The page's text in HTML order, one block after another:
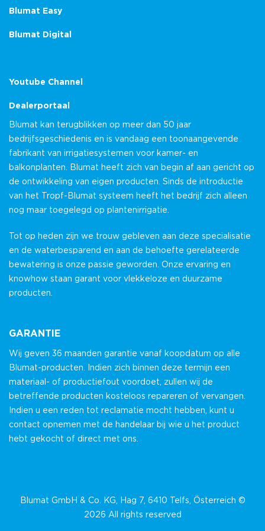
Blumat Easy
Blumat Digital
Youtube Channel
Dealerportaal
Blumat kan terugblikken op meer dan 50 jaar
bedrijfsgeschiedenis en is vandaag een toonaangevende
fabrikant van irrigatiesystemen voor kamer- en
balkonplanten. Blumat heeft zich van begin af aan gericht op
de ontwikkeling van eigen producten. Sinds de introductie
van het Tropf-Blumat systeem heeft het bedrijf zich alleen
nog maar toegelegd op plantenirrigatie.
Tot op heden zijn we trouw gebleven aan deze specialisatie
en de waterbesparend en aan de behoefte gerelateerde
bewatering is onze passie geworden. Onze ervaring en
knowhow staan garant voor vlekkeloze en duurzame
producten.
GARANTIE
Wij geven 36 maanden garantie vanaf koopdatum op alle
Blumat-producten. Indien zich binnen deze termijn een
materiaal- of productiefout voordoet, zullen wij de
betreffende producten kosteloos repareren of vervangen.
Indien u een reden tot reclamatie mocht hebben, kunt u
contact opnemen met de handelaar bij wie u het product
hebt gekocht of direct met ons.
Blumat GmbH & Co. KG, Hag 7, 6410 Telfs, Österreich ©
2026 All rights reserved